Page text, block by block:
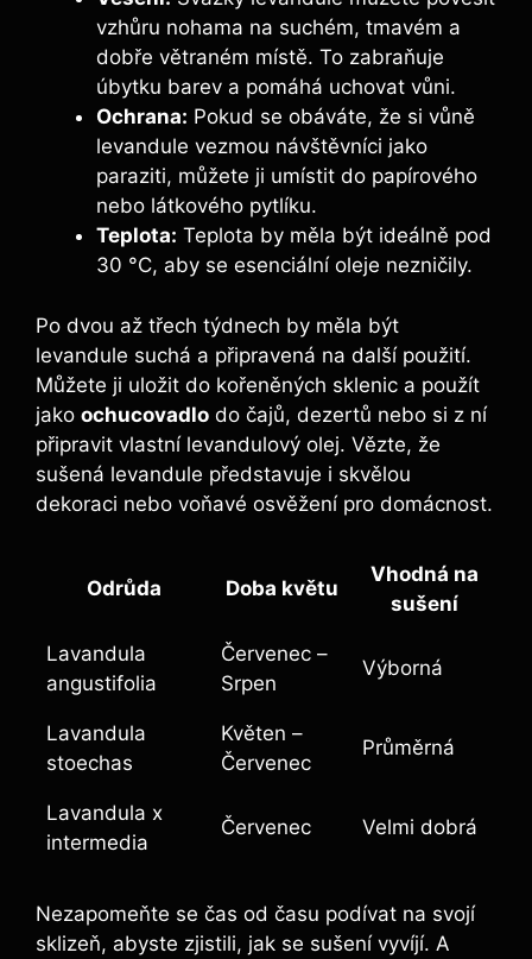
vzhůru nohama na suchém, tmavém a
dobře větraném místě. To zabraňuje
úbytku barev a pomáhá uchovat vůni.
Ochrana: Pokud se obáváte, že si vůně
levandule vezmou návštěvníci jako
paraziti, můžete ji umístit do papírového
nebo látkového pytlíku.
Teplota: Teplota by měla být ideálně pod
30 °C, aby se esenciální oleje nezničily.
Po dvou až třech týdnech by měla být
levandule suchá a připravená na další použití.
Můžete ji uložit do kořeněných sklenic a použít
jako ochucovadlo do čajů, dezertů nebo si z ní
připravit vlastní levandulový olej. Vězte, že
sušená levandule představuje i skvělou
dekoraci nebo voňavé osvěžení pro domácnost.
Odrůda Doba květu
Vhodná na
sušení
Lavandula
angustifolia
Červenec –
Srpen
Výborná
Lavandula
stoechas
Květen –
Červenec
Průměrná
Lavandula x
intermedia
Červenec Velmi dobrá
Nezapomeňte se čas od času podívat na svojí
sklizeň, abyste zjistili, jak se sušení vyvíjí. A